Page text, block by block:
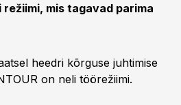
režiimi, mis tagavad parima
heedri kõrguse juhtimise
on neli töörežiimi.